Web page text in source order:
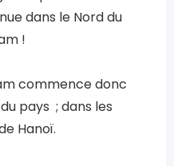
dans le Nord du
!
commence donc
pays ; dans les
Hanoï.